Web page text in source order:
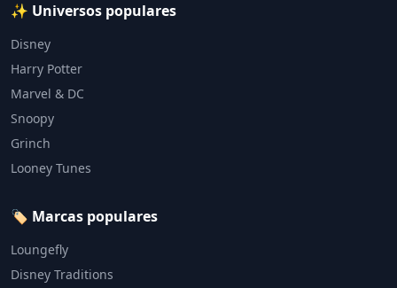
✨ Universos populares
Disney
Harry Potter
Marvel & DC
Snoopy
Grinch
Looney Tunes
🏷️ Marcas populares
Loungefly
Disney Traditions